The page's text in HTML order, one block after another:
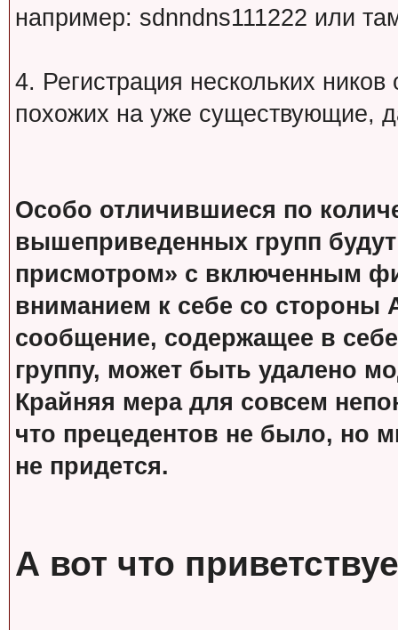
например: sdnndns111222 или
4. Регистрация нескольких
похожих на уже существующие,
Особо отличившиеся по
вышеприведенных групп
присмотром» с включенным
вниманием к себе со стороны
сообщение, содержащее в
группу, может быть удалено
Крайняя мера для совсем
что прецедентов не было, но
не придется.
А вот что